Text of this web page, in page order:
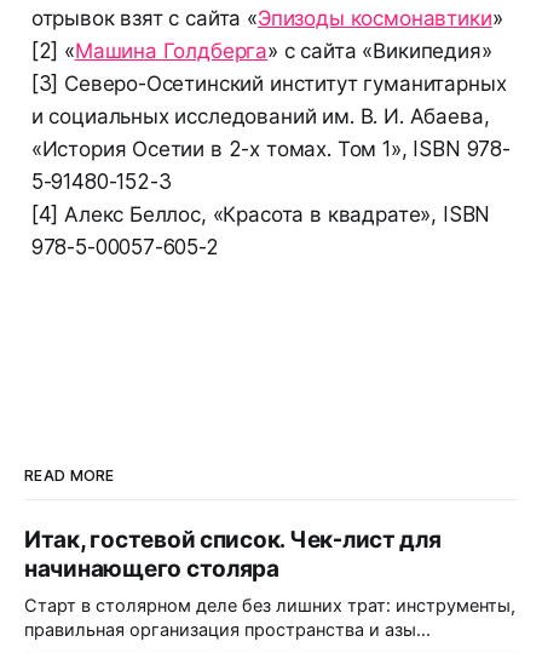
отрывок взят с сайта «Эпизоды космонавтики»
[2] «Машина Голдберга» с сайта «Википедия»
[3] Северо-Осетинский институт гуманитарных
и социальных исследований им. В. И. Абаева,
«История Осетии в 2-х томах. Том 1», ISBN 978-
5-91480-152-3
[4] Алекс Беллос, «Красота в квадрате», ISBN
978-5-00057-605-2
READ MORE
Итак, гостевой список. Чек-лист для
начинающего столяра
Старт в столярном деле без лишних трат: инструменты,
правильная организация пространства и азы